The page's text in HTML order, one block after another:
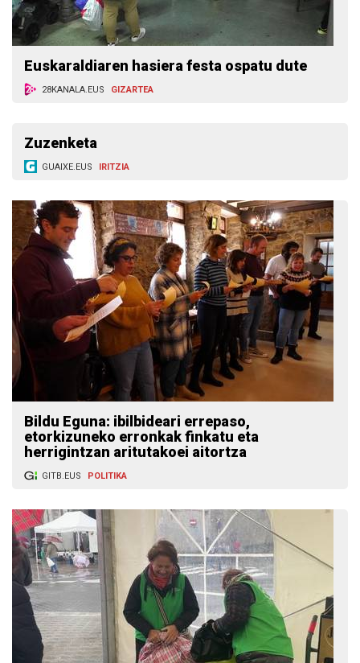
Euskaraldiaren hasiera festa ospatu dute
28KANALA.EUS GIZARTEA
Zuzenketa
GUAIXE.EUS IRITZIA
Bildu Eguna: ibilbideari errepaso,
etorkizuneko erronkak finkatu eta
herrigintzan aritutakoei aitortza
GITB.EUS POLITIKA